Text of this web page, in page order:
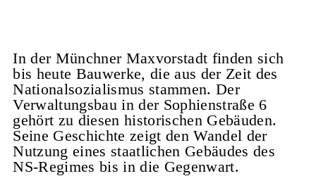
In der Münchner Maxvorstadt finden sich
bis heute Bauwerke, die aus der Zeit des
Nationalsozialismus stammen. Der
Verwaltungsbau in der Sophienstraße 6
gehört zu diesen historischen Gebäuden.
Seine Geschichte zeigt den Wandel der
Nutzung eines staatlichen Gebäudes des
NS-Regimes bis in die Gegenwart.